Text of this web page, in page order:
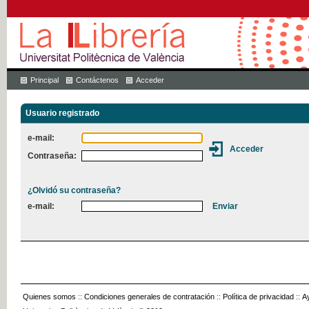
Principal Contáctenos Acceder
Usuario registrado
e-mail:
Contraseña:
¿Olvidó su contraseña?
e-mail:
Quienes somos :: Condiciones generales de contratación :: Política de privacidad ::